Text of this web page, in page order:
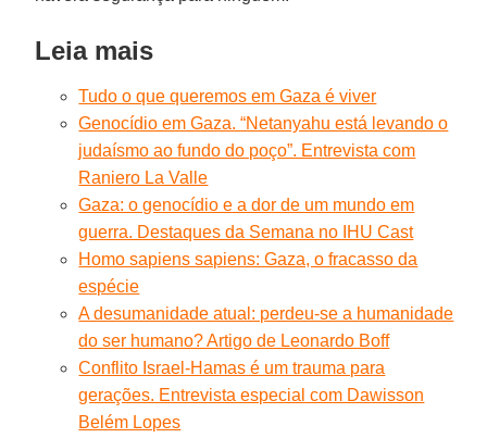
Leia mais
Tudo o que queremos em Gaza é viver
Genocídio em Gaza. “Netanyahu está levando o
judaísmo ao fundo do poço”. Entrevista com
Raniero La Valle
Gaza: o genocídio e a dor de um mundo em
guerra. Destaques da Semana no IHU Cast
Homo sapiens sapiens: Gaza, o fracasso da
espécie
A desumanidade atual: perdeu-se a humanidade
do ser humano? Artigo de Leonardo Boff
Conflito Israel-Hamas é um trauma para
gerações. Entrevista especial com Dawisson
Belém Lopes